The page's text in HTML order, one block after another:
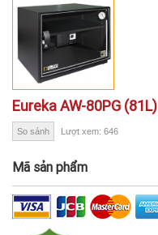
Eureka AW-80PG
So sánh Lượt xem: 646
Mã sản phẩm